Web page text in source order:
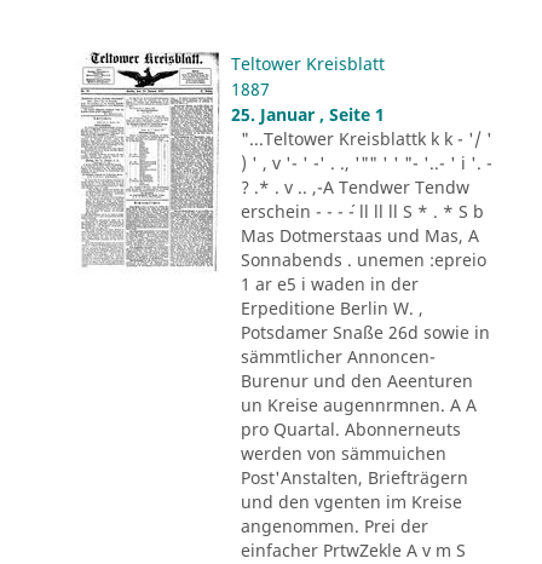
Teltower Kreisblatt
1887
25. Januar , Seite 1
"...Teltower Kreisblattk k k - '/ '
) ' , v '- ' -' . ., '"" ' ' "- '..- ' i '. -
? .* . v .. ,-A Tendwer Tendw
erschein - - - ´- ll ll ll S * . * S b
Mas Dotmerstaas und Mas, A
Sonnabends . unemen :epreio
1 ar e5 i waden in der
Erpeditione Berlin W. ,
Potsdamer Snaße 26d sowie in
sämmtlicher Annoncen-
Burenur und den Aeenturen
un Kreise augennrmnen. A A
pro Quartal. Abonnerneuts
werden von sämmuichen
Post'Anstalten, Briefträgern
und den vgenten im Kreise
angenommen. Prei der
einfacher PrtwZekle A v m S